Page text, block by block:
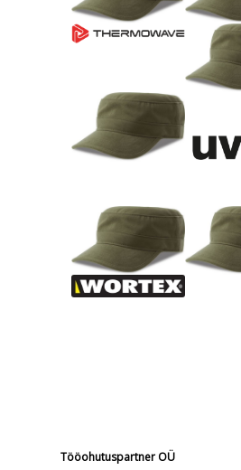
Tööohutuspartner OÜ